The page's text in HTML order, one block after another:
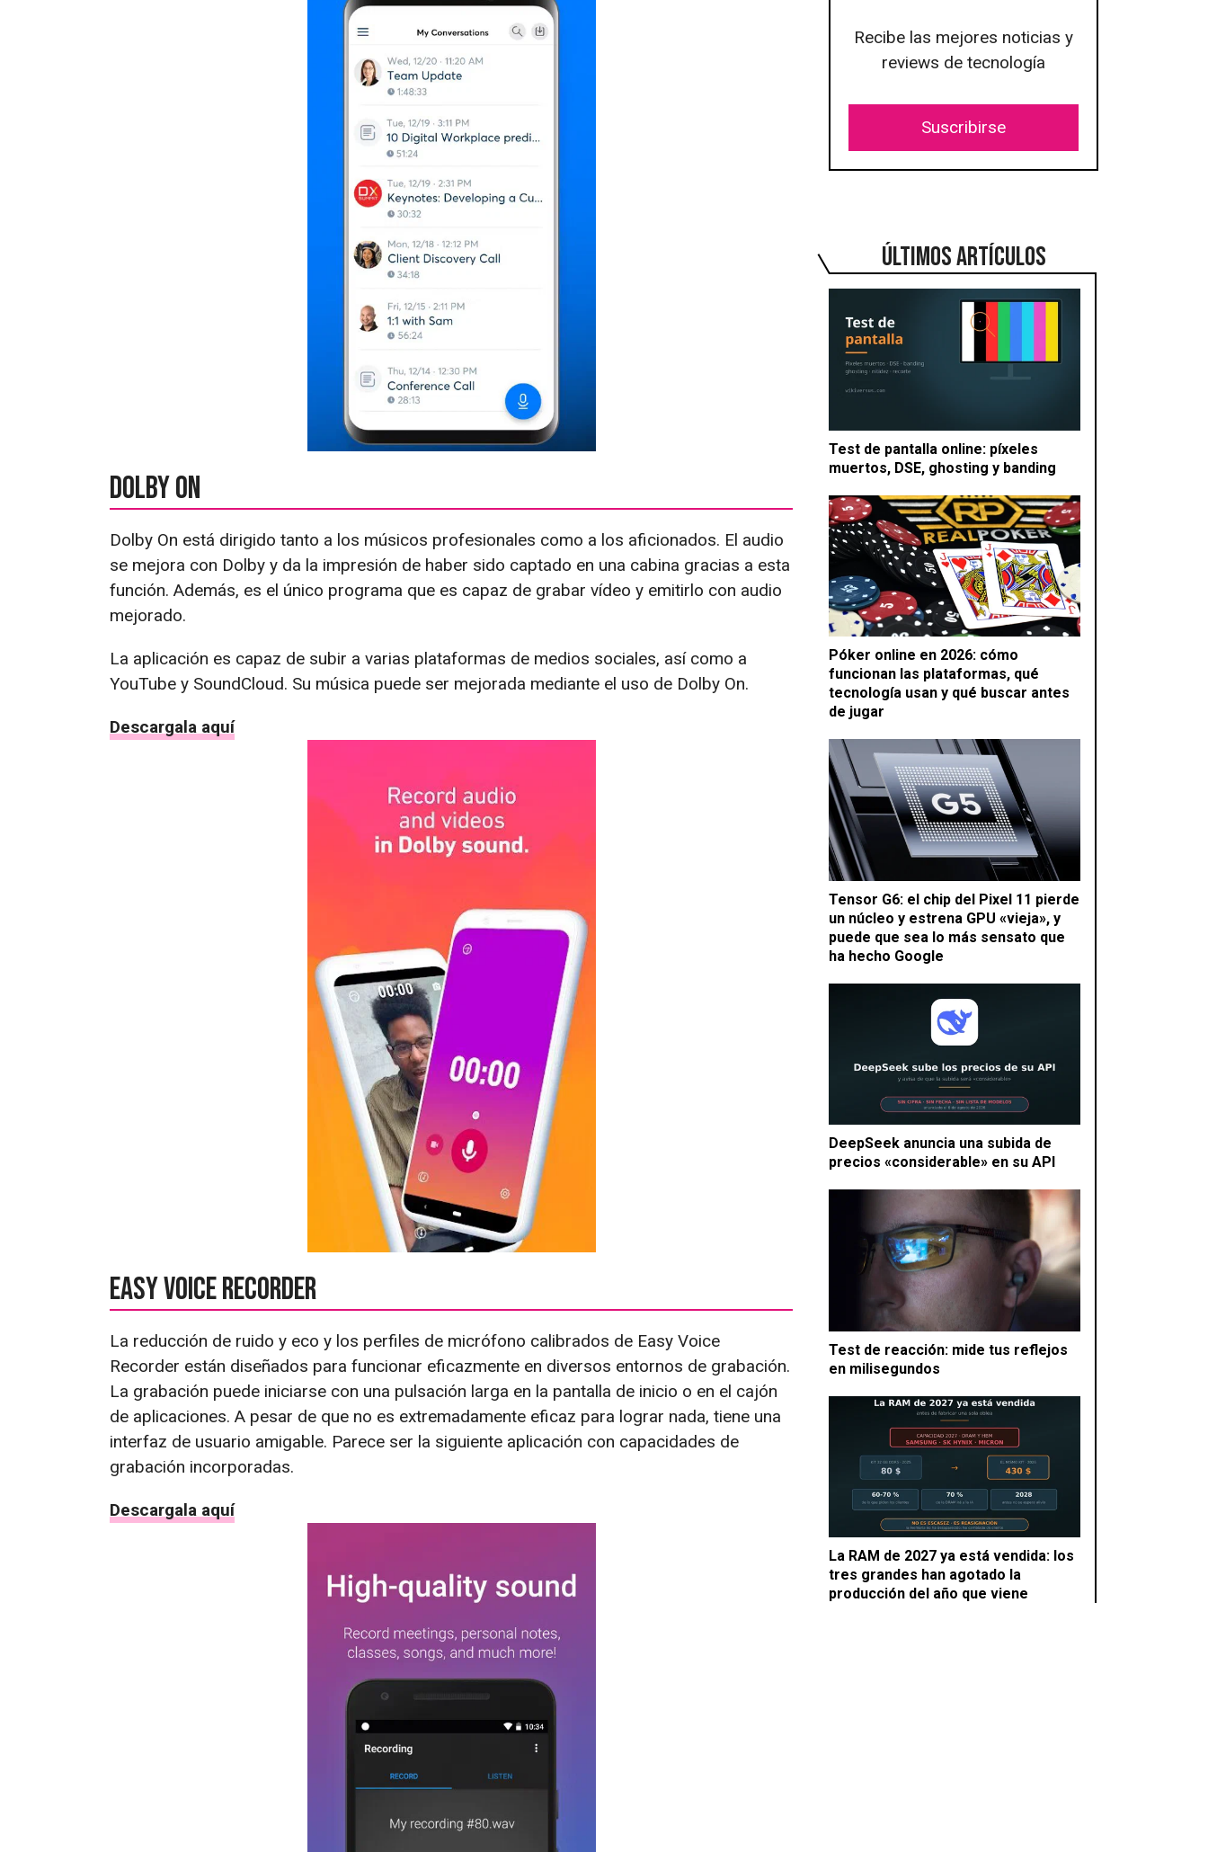
Recibe las mejores noticias y
reviews de tecnología
Suscribirse
ÚLTIMOS ARTÍCULOS
Test de pantalla online: píxeles
muertos, DSE, ghosting y banding
Póker online en 2026: cómo
funcionan las plataformas, qué
tecnología usan y qué buscar antes
de jugar
Tensor G6: el chip del Pixel 11 pierde
un núcleo y estrena GPU «vieja», y
puede que sea lo más sensato que
ha hecho Google
DeepSeek anuncia una subida de
precios «considerable» en su API
Test de reacción: mide tus reflejos
en milisegundos
La RAM de 2027 ya está vendida: los
tres grandes han agotado la
producción del año que viene
Dolby On
Dolby On está dirigido tanto a los músicos profesionales como a los aficionados. El audio
se mejora con Dolby y da la impresión de haber sido captado en una cabina gracias a esta
función. Además, es el único programa que es capaz de grabar vídeo y emitirlo con audio
mejorado.
La aplicación es capaz de subir a varias plataformas de medios sociales, así como a
YouTube y SoundCloud. Su música puede ser mejorada mediante el uso de Dolby On.
Descargala aquí
Easy Voice Recorder
La reducción de ruido y eco y los perfiles de micrófono calibrados de Easy Voice
Recorder están diseñados para funcionar eficazmente en diversos entornos de grabación.
La grabación puede iniciarse con una pulsación larga en la pantalla de inicio o en el cajón
de aplicaciones. A pesar de que no es extremadamente eficaz para lograr nada, tiene una
interfaz de usuario amigable. Parece ser la siguiente aplicación con capacidades de
grabación incorporadas.
Descargala aquí